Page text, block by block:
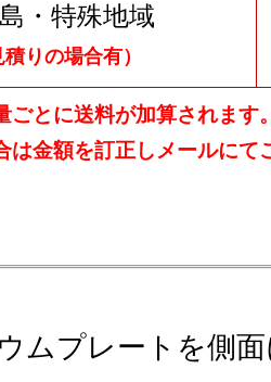
・特殊地域
りの場合有）
とに送料が加算されます
は金額を訂正しメールにて
ムプレートを側